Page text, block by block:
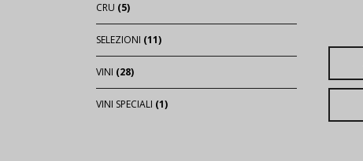
CRU (5)
SELEZIONI (11)
VINI (28)
VINI SPECIALI (1)